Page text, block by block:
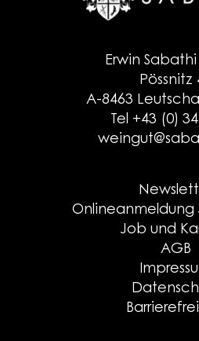
Erwin
Pössnitz
A-8463
Tel +43 (0)
Onlineanmeldung
Job und
AGB